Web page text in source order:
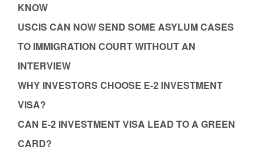
KNOW
USCIS CAN NOW SEND SOME ASYLUM CASES
TO IMMIGRATION COURT WITHOUT AN
INTERVIEW
WHY INVESTORS CHOOSE E-2 INVESTMENT
VISA?
CAN E-2 INVESTMENT VISA LEAD TO A GREEN
CARD?